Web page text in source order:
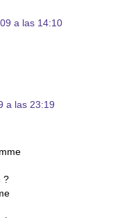
a las 14:10
a las 23:19
?